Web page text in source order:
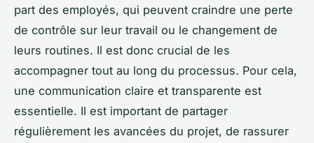
part des employés, qui peuvent craindre une perte
de contrôle sur leur travail ou le changement de
leurs routines. Il est donc crucial de les
accompagner tout au long du processus. Pour cela,
une communication claire et transparente est
essentielle. Il est important de partager
régulièrement les avancées du projet, de rassurer